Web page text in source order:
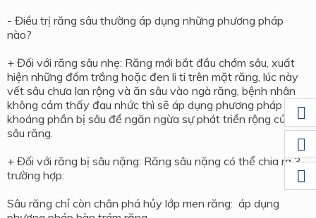
- Điều trị răng sâu thường áp dụng những phương pháp
nào?
+ Đối với răng sâu nhẹ: Răng mới bắt đầu chớm sâu, xuất
hiện những đốm trắng hoặc đen li ti trên mặt răng, lúc này
vết sâu chưa lan rộng và ăn sâu vào ngà răng, bệnh nhân
không cảm thấy đau nhức thì sẽ áp dụng phương pháp tái
khoáng phần bị sâu để ngăn ngừa sự phát triển rộng của
sâu răng.
+ Đối với răng bị sâu nặng: Răng sâu nặng có thể chia ra 3
trường hợp:
Sâu răng chỉ còn chân phá hủy lớp men răng: áp dụng